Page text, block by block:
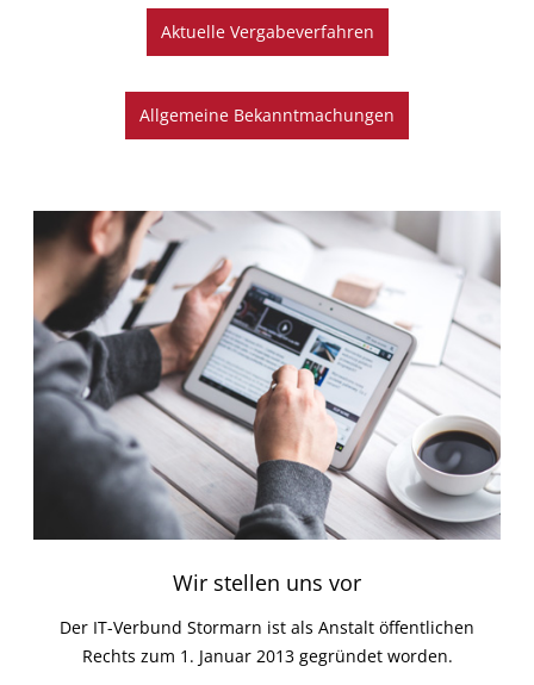
Aktuelle Vergabeverfahren
Allgemeine Bekanntmachungen
Wir stellen uns vor
Der IT-Verbund Stormarn ist als Anstalt öffentlichen
Rechts zum 1. Januar 2013 gegründet worden.